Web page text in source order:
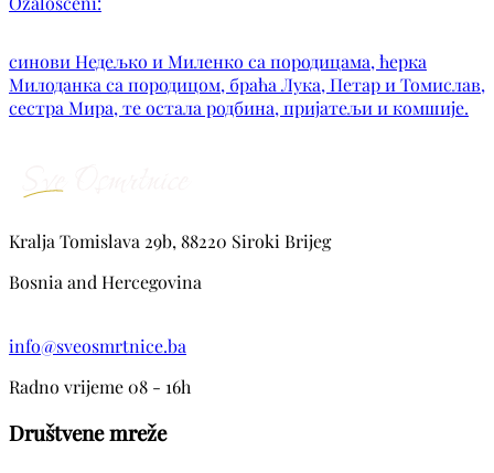
синови Недељко и Миленко са породицама, ћерка
Милоданка са породицом, браћа Лука, Петар и Томислав,
сестра Мира, те остала родбина, пријатељи и комшије.
Kralja Tomislava 29b, 88220 Siroki Brijeg
Bosnia and Hercegovina
info@sveosmrtnice.ba
Radno vrijeme 08 - 16h
Društvene mreže